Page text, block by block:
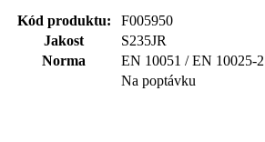
Kód produktu:
F005950
Jakost
S235JR
Norma
EN 10051 / EN 10025-2
Na poptávku